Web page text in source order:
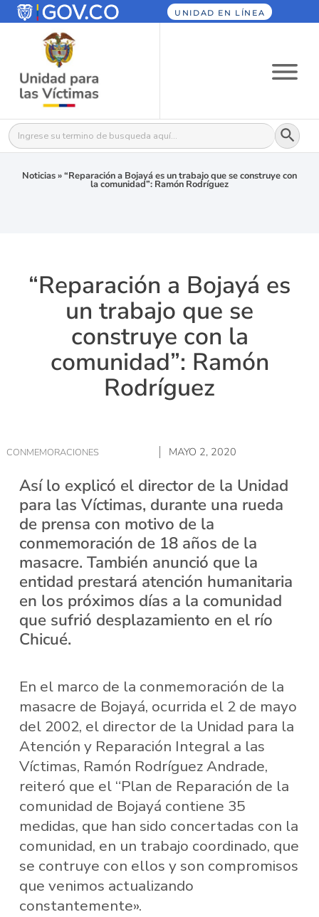
UNIDAD EN LÍNEA
Buscar: Botón
Noticias»“Reparación a Bojayá es un trabajo que se construye con
la comunidad”: Ramón Rodríguez
“Reparación a Bojayá es
un trabajo que se
construye con la
comunidad”: Ramón
Rodríguez
CONMEMORACIONES MAYO 2, 2020
Así lo explicó el director de la Unidad
para las Víctimas, durante una rueda
de prensa con motivo de la
conmemoración de 18 años de la
masacre. También anunció que la
entidad prestará atención humanitaria
en los próximos días a la comunidad
que sufrió desplazamiento en el río
Chicué.
En el marco de la conmemoración de la
masacre de Bojayá, ocurrida el 2 de mayo
del 2002, el director de la Unidad para la
Atención y Reparación Integral a las
Víctimas, Ramón Rodríguez Andrade,
reiteró que el “Plan de Reparación de la
comunidad de Bojayá contiene 35
medidas, que han sido concertadas con la
comunidad, en un trabajo coordinado, que
se contruye con ellos y son compromisos
que venimos actualizando
constantemente».